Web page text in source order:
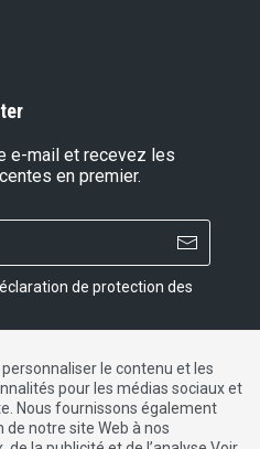
e-mail et recevez les
en premier.
de protection des
données|Contact
le contenu et les
pour les médias sociaux et
Nous fournissons également
notre site Web à nos